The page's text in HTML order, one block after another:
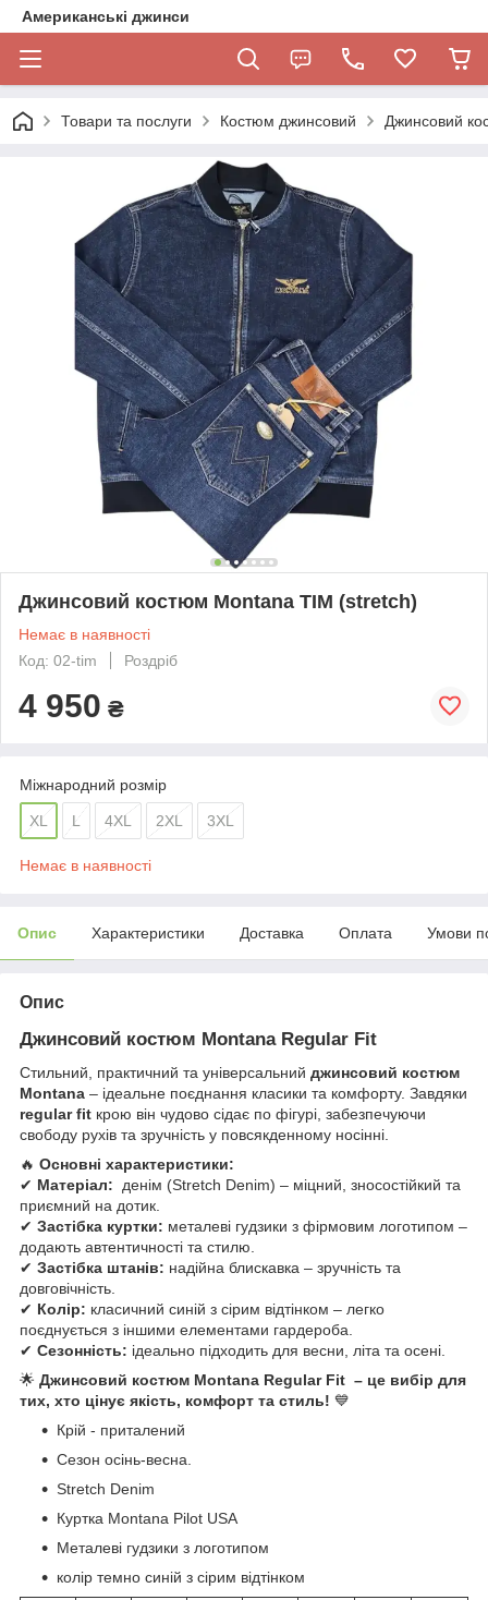
Американські джинси
Товари та послуги Костюм джинсовий Джинсовий
Джинсовий костюм Montana TIM (stretch)
Немає в наявності
Код: 02-tim
Роздріб
4 950 ₴
Міжнародний розмір
XL L 4XL 2XL 3XL
Немає в наявності
Опис Характеристики Доставка Оплата Умови
Опис
Джинсовий костюм Montana Regular Fit
Стильний, практичний та універсальний джинсовий костюм
Montana – ідеальне поєднання класики та комфорту. Завдяки
regular fit крою він чудово сідає по фігурі, забезпечуючи
свободу рухів та зручність у повсякденному носінні.
🔥 Основні характеристики:
✔ Матеріал: денім (Stretch Denim) – міцний, зносостійкий та
приємний на дотик.
✔ Застібка куртки: металеві гудзики з фірмовим логотипом –
додають автентичності та стилю.
✔ Застібка штанів: надійна блискавка – зручність та
довговічність.
✔ Колір: класичний синій з сірим відтінком – легко
поєднується з іншими елементами гардероба.
✔ Сезонність: ідеально підходить для весни, літа та осені.
🌟 Джинсовий костюм Montana Regular Fit – це вибір для
тих, хто цінує якість, комфорт та стиль! 💙
Крій - приталений
Сезон осінь-весна.
Stretch Denim
Куртка Montana Pilot USA
Металеві гудзики з логотипом
колір темно синій з сірим відтінком